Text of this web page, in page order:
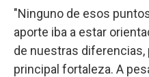
"Ninguno de esos
aporte iba a estar
de nuestras
principal fortaleza. A